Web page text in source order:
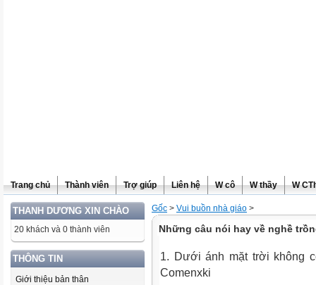
Trang chủ Thành viên Trợ giúp Liên hệ W cô W thầy W
THANH DƯƠNG XIN CHÀO
20 khách và 0 thành viên
THÔNG TIN
Giới thiệu bản thân
Gốc > Vui buồn nhà giáo >
Những câu nói hay về nghề
1. Dưới ánh mặt trời không
Comenxki